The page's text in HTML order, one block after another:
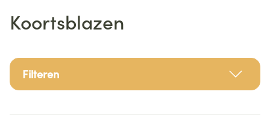
Koortsblazen
Filteren